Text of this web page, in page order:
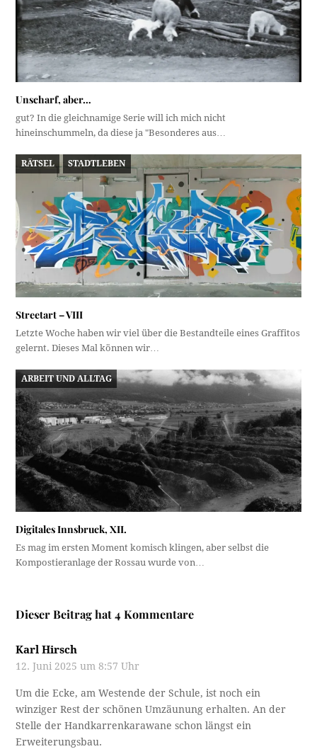
Unscharf, aber…
gut? In die gleichnamige Serie will ich mich nicht
hineinschummeln, da diese ja "Besonderes aus…
RÄTSEL STADTLEBEN
Streetart – VIII
Letzte Woche haben wir viel über die Bestandteile eines Graffitos
gelernt. Dieses Mal können wir…
ARBEIT UND ALLTAG
Digitales Innsbruck, XII.
Es mag im ersten Moment komisch klingen, aber selbst die
Kompostieranlage der Rossau wurde von…
Dieser Beitrag hat 4 Kommentare
Karl Hirsch
12. Juni 2025 um 8:57 Uhr
Um die Ecke, am Westende der Schule, ist noch ein
winziger Rest der schönen Umzäunung erhalten. An der
Stelle der Handkarrenkarawane schon längst ein
Erweiterungsbau.